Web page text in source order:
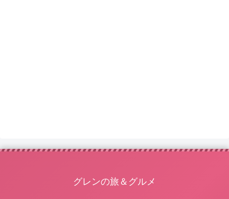
グレンの旅＆グルメ